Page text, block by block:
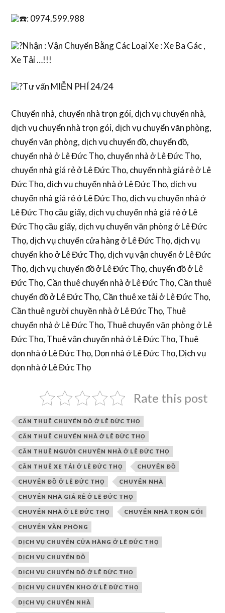
: 0974.599.988
Nhận : Vận Chuyển Bằng Các Loại Xe : Xe Ba Gác ,
Xe Tải …!!!
Tư vấn MIỄN PHÍ 24/24
Chuyển nhà, chuyển nhà trọn gói, dịch vụ chuyển nhà,
dịch vụ chuyển nhà trọn gói, dịch vụ chuyển văn phòng,
chuyển văn phòng, dịch vụ chuyển đồ, chuyển đồ,
chuyển nhà ở Lê Đức Thọ, chuyển nhà ở Lê Đức Thọ,
chuyển nhà giá rẻ ở Lê Đức Thọ, chuyển nhà giá rẻ ở Lê
Đức Thọ, dịch vụ chuyển nhà ở Lê Đức Thọ, dịch vụ
chuyển nhà giá rẻ ở Lê Đức Thọ, dịch vụ chuyển nhà ở
Lê Đức Thọ cầu giấy, dịch vụ chuyển nhà giá rẻ ở Lê
Đức Thọ cầu giấy, dịch vụ chuyển văn phòng ở Lê Đức
Thọ, dịch vụ chuyển cửa hàng ở Lê Đức Thọ, dịch vụ
chuyển kho ở Lê Đức Thọ, dịch vụ vận chuyển ở Lê Đức
Thọ, dịch vụ chuyển đồ ở Lê Đức Thọ, chuyển đồ ở Lê
Đức Thọ, Cần thuê chuyển nhà ở Lê Đức Thọ, Cần thuê
chuyển đồ ở Lê Đức Thọ, Cần thuê xe tải ở Lê Đức Thọ,
Cần thuê người chuyền nhà ở Lê Đức Thọ, Thuê
chuyển nhà ở Lê Đức Thọ, Thuê chuyển văn phòng ở Lê
Đức Thọ, Thuê vận chuyển nhà ở Lê Đức Thọ, Thuê
dọn nhà ở Lê Đức Thọ, Dọn nhà ở Lê Đức Thọ, Dịch vụ
dọn nhà ở Lê Đức Thọ
Rate this post
CẦN THUÊ CHUYỂN ĐỒ Ở LÊ ĐỨC THỌ
CẦN THUÊ CHUYỂN NHÀ Ở LÊ ĐỨC THỌ
CẦN THUÊ NGƯỜI CHUYỀN NHÀ Ở LÊ ĐỨC THỌ
CẦN THUÊ XE TẢI Ở LÊ ĐỨC THỌ CHUYỂN ĐỒ
CHUYỂN ĐỒ Ở LÊ ĐỨC THỌ CHUYỂN NHÀ
CHUYỂN NHÀ GIÁ RẺ Ở LÊ ĐỨC THỌ
CHUYỂN NHÀ Ở LÊ ĐỨC THỌ CHUYỂN NHÀ TRỌN GÓI
CHUYỂN VĂN PHÒNG
DỊCH VỤ CHUYỂN CỬA HÀNG Ở LÊ ĐỨC THỌ
DỊCH VỤ CHUYỂN ĐỒ
DỊCH VỤ CHUYỂN ĐỒ Ở LÊ ĐỨC THỌ
DỊCH VỤ CHUYỂN KHO Ở LÊ ĐỨC THỌ
DỊCH VỤ CHUYỂN NHÀ